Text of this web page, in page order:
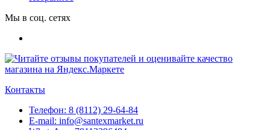
Мы в соц. сетях
Контакты
Телефон: 8 (8112) 29-64-84
E-mail: info@santexmarket.ru